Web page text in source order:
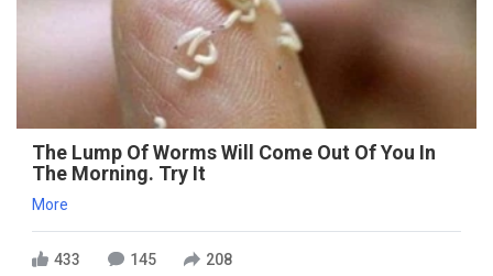
The Lump Of Worms Will Come Out Of You In
The Morning. Try It
More
433 145 208